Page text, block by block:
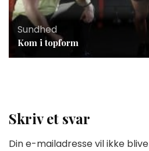
Sundhed
Kom i topform
Skriv et svar
Din e-mailadresse vil ikke